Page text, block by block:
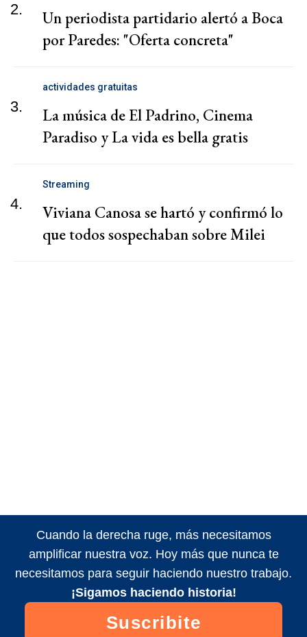
2.
Un periodista partidario alertó a Boca
por Paredes: "Oferta concreta"
3.
actividades gratuitas
La música de El Padrino, Cinema
Paradiso y La vida es bella gratis
4.
Streaming
Viviana Canosa se hartó y confirmó lo
que todos sospechaban sobre Milei
Cuando la derecha ruge, más necesitamos
amplificar nuestra voz. Hoy más que nunca te
necesitamos para seguir haciendo nuestro trabajo.
¡Sigamos haciendo historia!
Suscribite